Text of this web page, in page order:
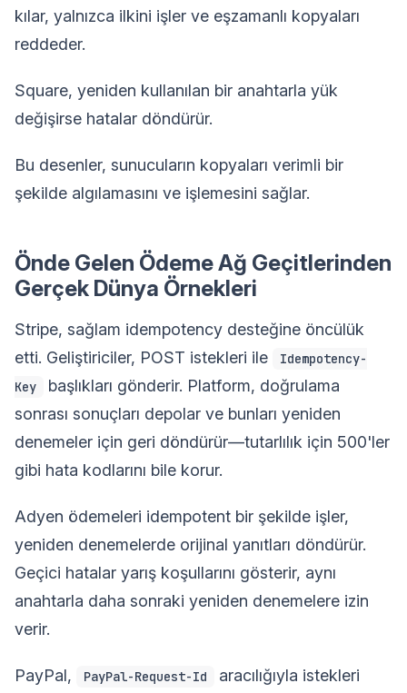
kılar, yalnızca ilkini işler ve eşzamanlı kopyaları
reddeder.
Square, yeniden kullanılan bir anahtarla yük
değişirse hatalar döndürür.
Bu desenler, sunucuların kopyaları verimli bir
şekilde algılamasını ve işlemesini sağlar.
Önde Gelen Ödeme Ağ Geçitlerinden
Gerçek Dünya Örnekleri
Stripe, sağlam idempotency desteğine öncülük
etti. Geliştiriciler, POST istekleri ile
Idempotency-
Key
başlıkları gönderir. Platform, doğrulama
sonrası sonuçları depolar ve bunları yeniden
denemeler için geri döndürür—tutarlılık için 500'ler
gibi hata kodlarını bile korur.
Adyen ödemeleri idempotent bir şekilde işler,
yeniden denemelerde orijinal yanıtları döndürür.
Geçici hatalar yarış koşullarını gösterir, aynı
anahtarla daha sonraki yeniden denemelere izin
verir.
PayPal, PayPal-Request-Id
aracılığıyla istekleri